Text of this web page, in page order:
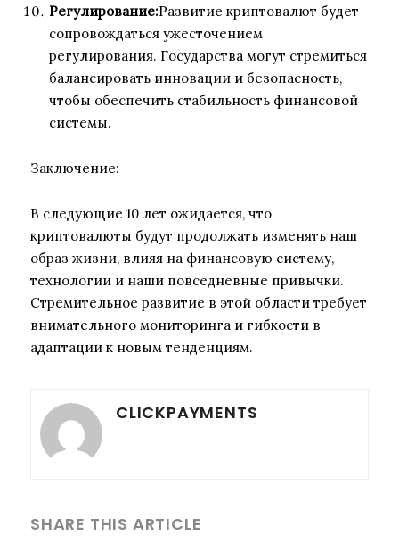
Регулирование:Развитие криптовалют будет
сопровождаться ужесточением
регулирования. Государства могут стремиться
балансировать инновации и безопасность,
чтобы обеспечить стабильность финансовой
системы.
Заключение:
В следующие 10 лет ожидается, что
криптовалюты будут продолжать изменять наш
образ жизни, влияя на финансовую систему,
технологии и наши повседневные привычки.
Стремительное развитие в этой области требует
внимательного мониторинга и гибкости в
адаптации к новым тенденциям.
CLICKPAYMENTS
SHARE THIS ARTICLE